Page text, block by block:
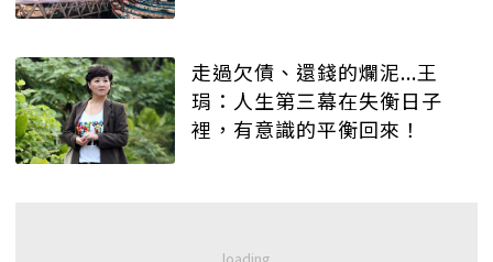
走過欠債、還錢的爛泥...王
琄：人生第三幕在失衡日子
裡，有意識的平衡回來！